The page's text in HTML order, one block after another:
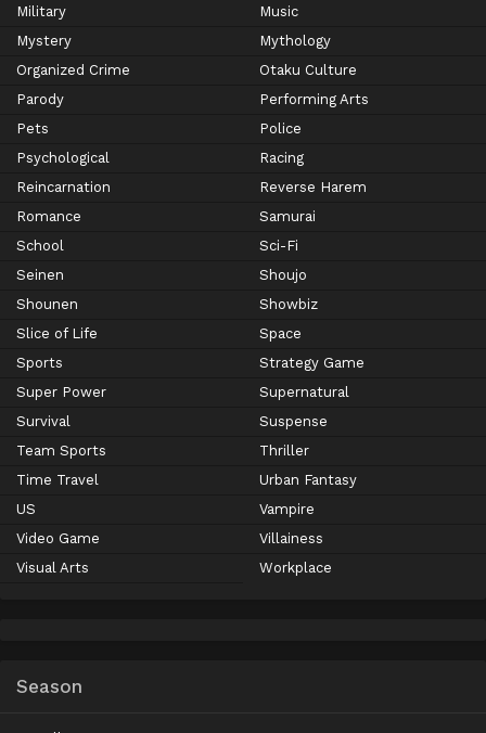
Military
Music
Mystery
Mythology
Organized Crime
Otaku Culture
Parody
Performing Arts
Pets
Police
Psychological
Racing
Reincarnation
Reverse Harem
Romance
Samurai
School
Sci-Fi
Seinen
Shoujo
Shounen
Showbiz
Slice of Life
Space
Sports
Strategy Game
Super Power
Supernatural
Survival
Suspense
Team Sports
Thriller
Time Travel
Urban Fantasy
US
Vampire
Video Game
Villainess
Visual Arts
Workplace
Season